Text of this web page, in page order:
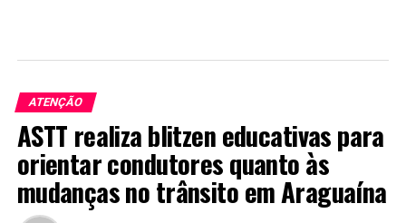
ATENÇÃO
ASTT realiza blitzen educativas para
orientar condutores quanto às
mudanças no trânsito em Araguaína